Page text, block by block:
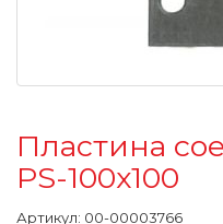
Пластина
PS-100х100
Артикул: 00-00003766